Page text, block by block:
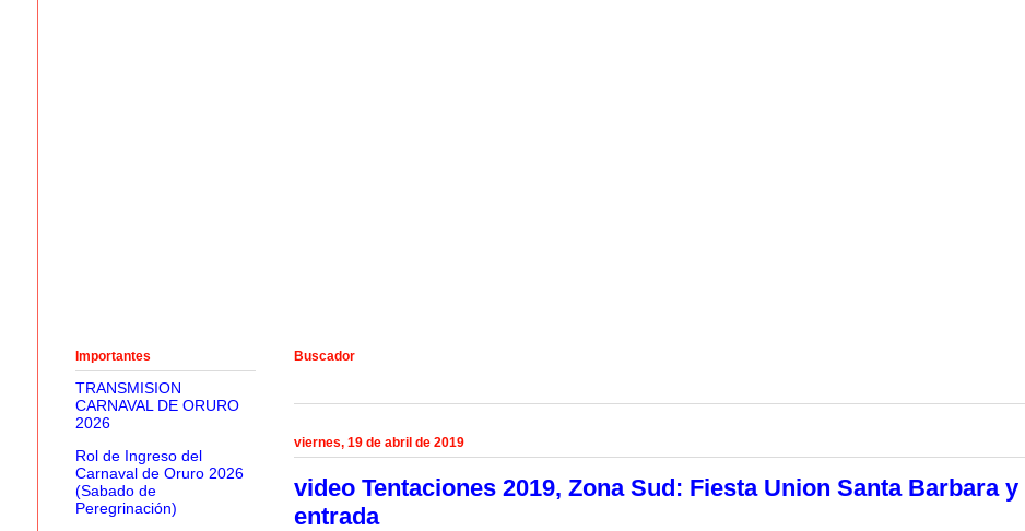
Buscador
viernes, 19 de abril de 2019
video Tentaciones 2019, Zona Sud: Fiesta Union Santa Barbara y
entrada
Importantes
TRANSMISION
CARNAVAL DE ORURO
2026
Rol de Ingreso del
Carnaval de Oruro 2026
(Sabado de
Peregrinación)